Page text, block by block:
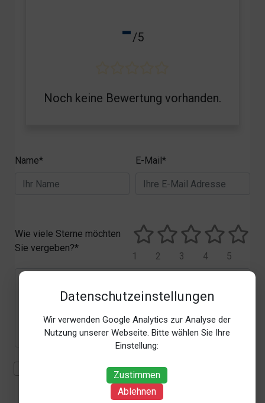
Datenschutzeinstellungen
Wir verwenden Google Analytics zur Analyse der
Nutzung unserer Webseite. Bitte wählen Sie Ihre
Einstellung:
Zustimmen
Ablehnen
-/5
Noch keine Bewertung vorhanden.
Name* E-Mail*
Wie viele Sterne möchten
Sie vergeben?*
5
4
3
2
1
Mit der Erhebung, Verarbeitung und Nutzung meiner
personenbezogenen Daten (Angaben, Datum und
Uhrzeit der Bewertungsabgabe, Referrer-URL) zum